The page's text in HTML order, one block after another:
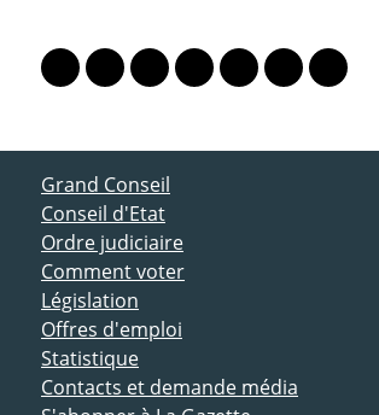
Lien vers le profil Mastodon
Lien vers le profil Bluesky
Lien vers le profil
Lien vers le profil
Lien vers le
Lien vers
ACCÈS DIRECT
Grand Conseil
Conseil d'Etat
Ordre judiciaire
Comment voter
Législation
Offres d'emploi
Statistique
Contacts et demande média